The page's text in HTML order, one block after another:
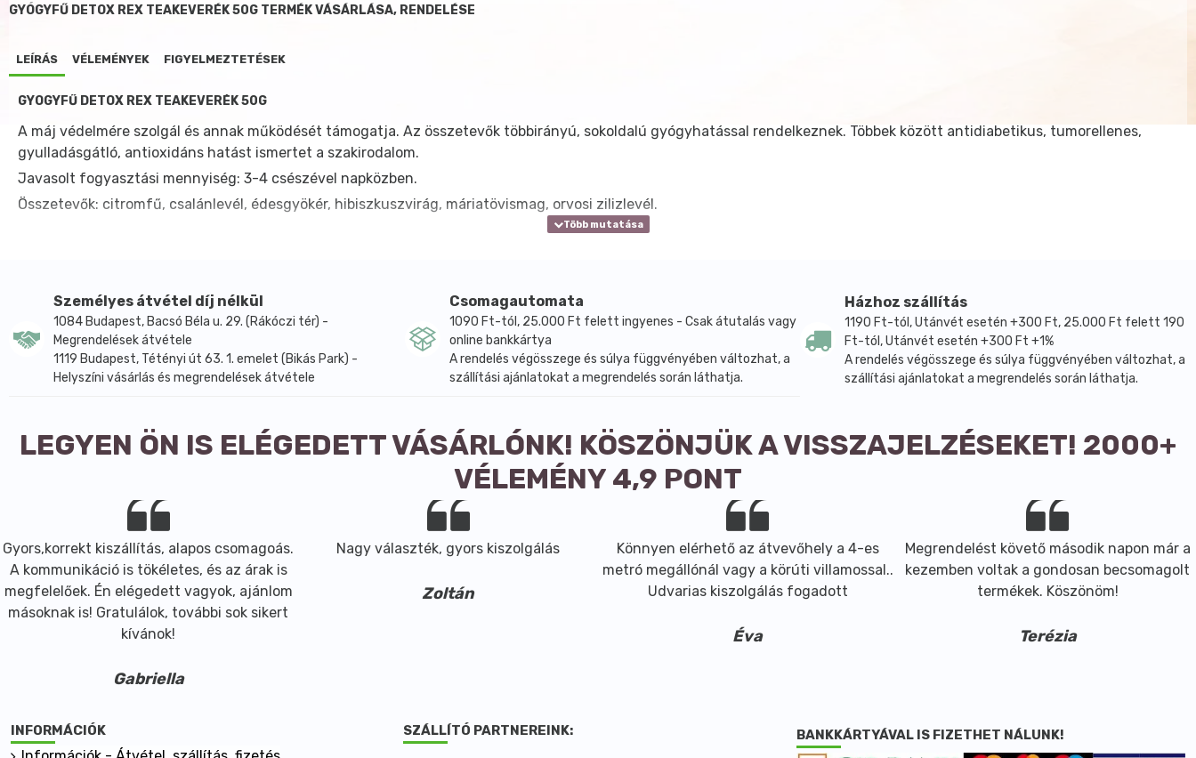
GYÓGYFŰ DETOX REX TEAKEVERÉK 50G TERMÉK VÁSÁRLÁSA, RENDELÉSE
LEÍRÁS VÉLEMÉNYEK FIGYELMEZTETÉSEK
GYÓGYFŰ DETOX REX TEAKEVERÉK 50G
A máj védelmére szolgál és annak működését támogatja. Az összetevők többirányú, sokoldalú gyógyhatással rendelkeznek. Többek között antidiabetikus, tumorellenes,
gyulladásgátló, antioxidáns hatást ismertet a szakirodalom.
Javasolt fogyasztási mennyiség: 3-4 csészével napközben.
Összetevők: citromfű, csalánlevél, édesgyökér, hibiszkuszvirág, máriatövismag, orvosi zilizlevél.
Személyes átvétel díj nélkül
1084 Budapest, Bacsó Béla u. 29. (Rákóczi tér) -
Megrendelések átvétele
1119 Budapest, Tétényi út 63. 1. emelet (Bikás Park) -
Helyszíni vásárlás és megrendelések átvétele
Csomagautomata
1090 Ft-tól, 25.000 Ft felett ingyenes - Csak átutalás vagy
online bankkártya
A rendelés végösszege és súlya függvényében változhat, a
szállítási ajánlatokat a megrendelés során láthatja.
Házhoz szállítás
1190 Ft-tól, Utánvét esetén +300 Ft, 25.000 Ft felett 190
Ft-tól, Utánvét esetén +300 Ft +1%
A rendelés végösszege és súlya függvényében változhat, a
szállítási ajánlatokat a megrendelés során láthatja.
LEGYEN ÖN IS ELÉGEDETT VÁSÁRLÓNK! KÖSZÖNJÜK A VISSZAJELZÉSEKET! 2000+
VÉLEMÉNY 4,9 PONT
Gyors,korrekt kiszállítás, alapos csomagoás.
A kommunikáció is tökéletes, és az árak is
megfelelőek. Én elégedett vagyok, ajánlom
másoknak is! Gratulálok, további sok sikert
kívánok!
Gabriella
Nagy választék, gyors kiszolgálás
Zoltán
Könnyen elérhető az átvevőhely a 4-es
metró megállónál vagy a körúti villamossal..
Udvarias kiszolgálás fogadott
Éva
Megrendelést követő második napon már a
kezemben voltak a gondosan becsomagolt
termékek. Köszönöm!
Terézia
INFORMÁCIÓK SZÁLLÍTÓ PARTNEREINK: BANKKÁRTYÁVAL IS FIZETHET NÁLUNK!